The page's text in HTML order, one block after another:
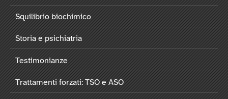
Squilibrio biochimico
Storia e psichiatria
Testimonianze
Trattamenti forzati: TSO e ASO